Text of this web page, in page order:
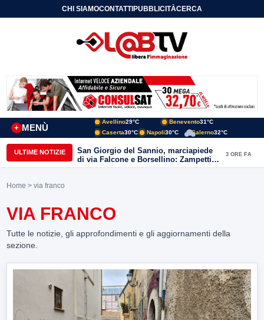
CHI SIAMOCONTATTIPUBBLICITÀCERCA
MENÙ
+
Avellino29°C Benevento31°C
Caserta30°C Napoli30°C Salerno32°C
ULTIME NOTIZIE
San Giorgio del Sannio, marciapiede
di via Falcone e Borsellino: Zampetti e
Lombardi replicano alle polemiche
3 ORE FA
Home > via franco
VIA FRANCO
Tutte le notizie, gli approfondimenti e gli aggiornamenti della
sezione.